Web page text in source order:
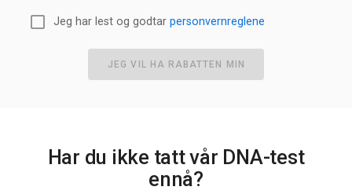
Jeg har lest og godtar personvernreglene
JEG VIL HA RABATTEN MIN
Har du ikke tatt vår DNA-test
ennå?